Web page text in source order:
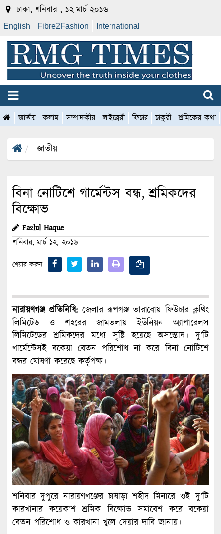
ঢাকা, শনিবার , ১২ মার্চ ২০১৬
English Fibre2Fashion International
জাতীয় কলাম সম্পাদকীয় লাইব্রেরী ফিচার চাকুরী শ্রমিকের কথা
জাতীয়
বিনা নোটিশে গার্মেন্টস বন্ধ, শ্রমিকদের
বিক্ষোভ
Fazlul Haque
শনিবার, মার্চ ১২, ২০১৬
শেয়ার করুন
নারায়ণগঞ্জ প্রতিনিধি: জেলার রূপগঞ্জ তারাবোয় ফিউচার ক্লথিং
লিমিটেড ও শহরের জামতলায় ইউনিয়ন অ্যাপারেলস
লিমিটেডের শ্রমিকদের মধ্যে সৃষ্টি হয়েছে অসন্তোষ। দু’টি
গার্মেন্টেসই বকেয়া বেতন পরিশোধ না করে বিনা নোটিশে
বন্ধর ঘোষণা করেছে কর্তৃপক্ষ।
শনিবার দুপুরে নারায়ণগঞ্জের চাষাড়া শহীদ মিনারে ওই দু’টি
কারখানার কয়েক’শ শ্রমিক বিক্ষোভ সমাবেশ করে বকেয়া
বেতন পরিশোধ ও কারখানা খুলে দেয়ার দাবি জানায়।